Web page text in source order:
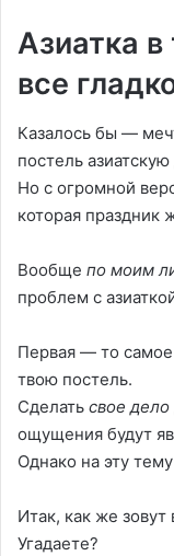
Азиатка
все
Казалось бы —
постель
Но с огромной
которая праздник
Вообще по моим
проблем с
Первая — то самое
твою постель.
Сделать свое дело
ощущения будут
Однако на эту
Итак, как же зовут
Угадаете?